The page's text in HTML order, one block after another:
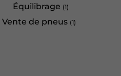
Équilibrage (1)
Vente de pneus (1)